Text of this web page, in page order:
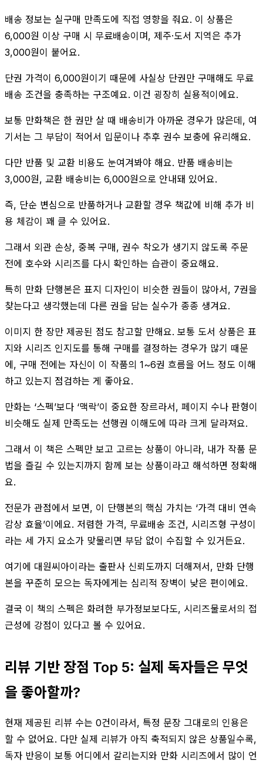
배송 정보는 실구매 만족도에 직접 영향을 줘요. 이 상품은
6,000원 이상 구매 시 무료배송이며, 제주·도서 지역은 추가
3,000원이 붙어요.
단권 가격이 6,000원이기 때문에 사실상 단권만 구매해도 무료
배송 조건을 충족하는 구조예요. 이건 굉장히 실용적이에요.
보통 만화책은 한 권만 살 때 배송비가 아까운 경우가 많은데, 여
기서는 그 부담이 적어서 입문이나 추후 권수 보충에 유리해요.
다만 반품 및 교환 비용도 눈여겨봐야 해요. 반품 배송비는
3,000원, 교환 배송비는 6,000원으로 안내돼 있어요.
즉, 단순 변심으로 반품하거나 교환할 경우 책값에 비해 추가 비
용 체감이 꽤 클 수 있어요.
그래서 외관 손상, 중복 구매, 권수 착오가 생기지 않도록 주문
전에 호수와 시리즈를 다시 확인하는 습관이 중요해요.
특히 만화 단행본은 표지 디자인이 비슷한 권들이 많아서, 7권을
찾는다고 생각했는데 다른 권을 담는 실수가 종종 생겨요.
이미지 한 장만 제공된 점도 참고할 만해요. 보통 도서 상품은 표
지와 시리즈 인지도를 통해 구매를 결정하는 경우가 많기 때문
에, 구매 전에는 자신이 이 작품의 1~6권 흐름을 어느 정도 이해
하고 있는지 점검하는 게 좋아요.
만화는 ‘스펙’보다 ‘맥락’이 중요한 장르라서, 페이지 수나 판형이
비슷해도 실제 만족도는 선행권 이해도에 따라 크게 달라져요.
그래서 이 책은 스펙만 보고 고르는 상품이 아니라, 내가 작품 문
법을 즐길 수 있는지까지 함께 보는 상품이라고 해석하면 정확해
요.
전문가 관점에서 보면, 이 단행본의 핵심 가치는 ‘가격 대비 연속
감상 효율’이에요. 저렴한 가격, 무료배송 조건, 시리즈형 구성이
라는 세 가지 요소가 맞물리면 부담 없이 수집할 수 있거든요.
여기에 대원씨아이라는 출판사 신뢰도까지 더해져서, 만화 단행
본을 꾸준히 모으는 독자에게는 심리적 장벽이 낮은 편이에요.
결국 이 책의 스펙은 화려한 부가정보보다도, 시리즈물로서의 접
근성에 강점이 있다고 볼 수 있어요.
리뷰 기반 장점 Top 5: 실제 독자들은 무엇
을 좋아할까?
현재 제공된 리뷰 수는 0건이라서, 특정 문장 그대로의 인용은
할 수 없어요. 다만 실제 리뷰가 아직 축적되지 않은 상품일수록,
독자 반응이 보통 어디에서 갈리는지와 만화 시리즈에서 많이 언